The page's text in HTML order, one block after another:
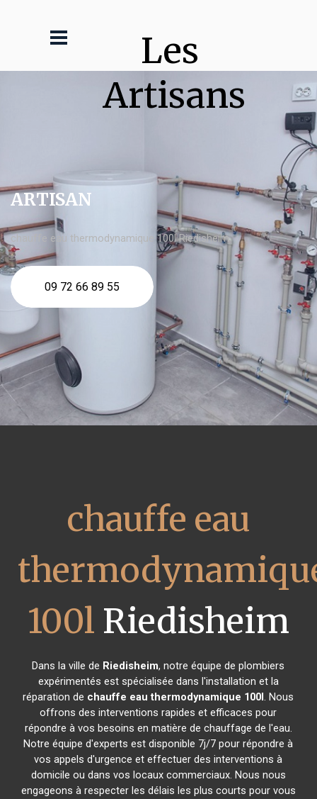
Les
Artisans
ARTISAN
chauffe eau thermodynamique 100l Riedisheim
09 72 66 89 55
chauffe eau
100l Riedisheim
Dans la ville de Riedisheim, notre équipe de plombiers
expérimentés est spécialisée dans l'installation et la
réparation de chauffe eau thermodynamique 100l. Nous
offrons des interventions rapides et efficaces pour
répondre à vos besoins en matière de chauffage de l'eau.
Notre équipe d'experts est disponible 7j/7 pour répondre à
vos appels d'urgence et effectuer des interventions à
domicile ou dans vos locaux commerciaux. Nous nous
engageons à respecter les délais les plus courts pour vous